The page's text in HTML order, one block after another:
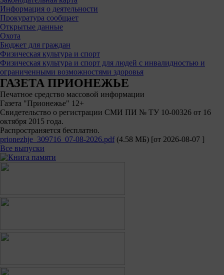
Информация о деятельности
Прокуратура сообщает
Открытые данные
Охота
Бюджет для граждан
Физическая культура и спорт
Физическая культура и спорт для людей с инвалидностью и
ограниченными возможностями здоровья
ГАЗЕТА ПРИОНЕЖЬЕ
Печатное средство массовой информации
Газета "Прионежье" 12+
Свидетельство о регистрации СМИ ПИ № ТУ 10-00326 от 16
октября 2015 года.
Распространяется бесплатно.
prionezhje_309716_07-08-2026.pdf (4.58 МБ) [от 2026-08-07 ]
Все выпуски